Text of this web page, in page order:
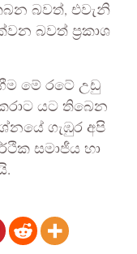
බවත්, එවැනි
බවත් ප්‍රකාශ
මේ රටේ උඩු
යට තිබෙන
ගැඹුර අපි
සමාජීය හා